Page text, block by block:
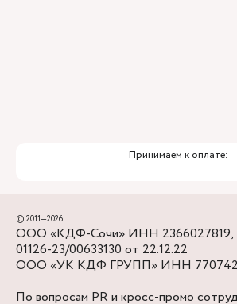
Принимаем к оплате:
© 2011—2026
ООО «КДФ-Сочи» ИНН
01126-23/00633130 от 22.12.22
ООО «УК КДФ ГРУПП» ИНН
По вопросам PR и кросс-промо